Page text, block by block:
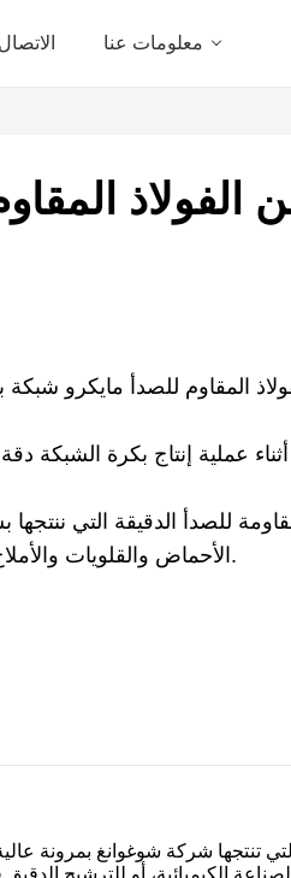
معلومات عنا
المقاوم
الأحماض والقلويات والأملاح، مما يضمن الاستقرار على المدى الطويل.
لفائف الشبكة الدقيقة 1-500 التي تنتجها
الكيميائية، أو للترشيح